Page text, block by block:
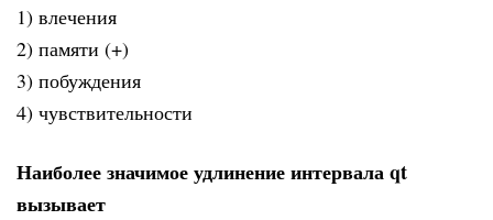
1) влечения
2) памяти (+)
3) побуждения
4) чувствительности
Наиболее значимое удлинение интервала qt
вызывает